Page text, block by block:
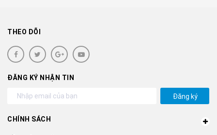
THEO DÕI
ĐĂNG KÝ NHẬN TIN
Đăng ký
CHÍNH SÁCH